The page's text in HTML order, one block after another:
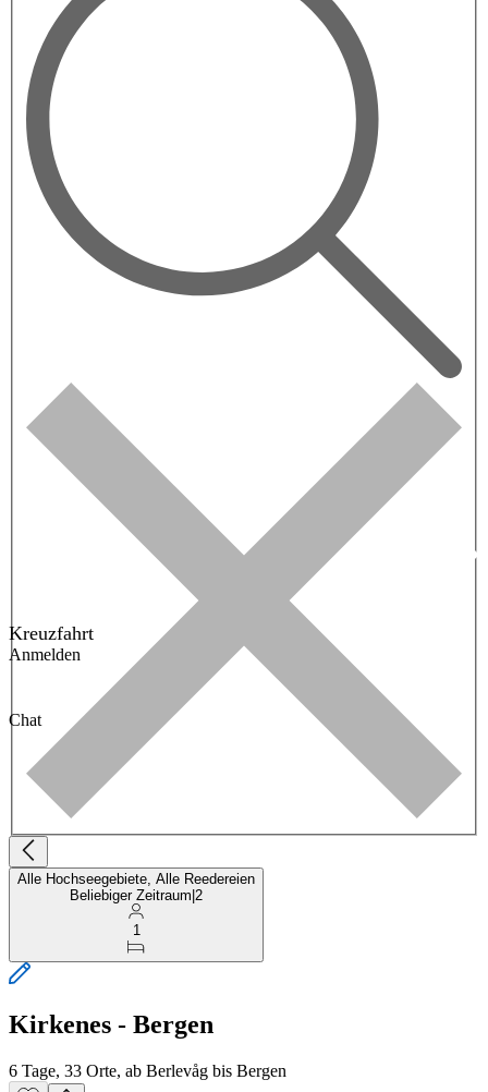
Kreuzfahrt
Anmelden
Chat
Alle Hochseegebiete, Alle Reedereien
Beliebiger Zeitraum 2
1
Kirkenes - Bergen
6 Tage, 33 Orte, ab Berlevåg bis Bergen